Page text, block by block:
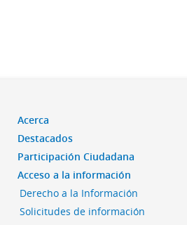
Acerca
Destacados
Participación Ciudadana
Acceso a la información
Derecho a la Información
Solicitudes de información